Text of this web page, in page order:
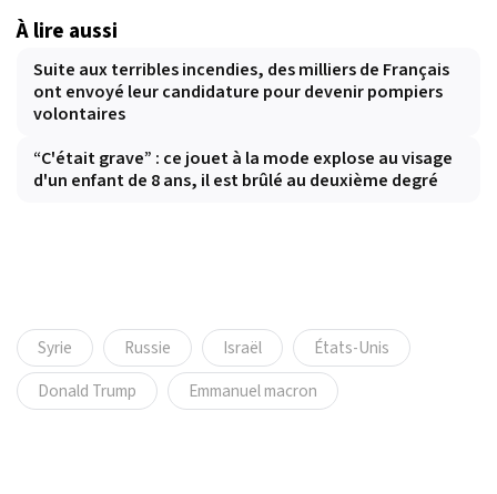
À lire aussi
Suite aux terribles incendies, des milliers de Français
ont envoyé leur candidature pour devenir pompiers
volontaires
“C'était grave” : ce jouet à la mode explose au visage
d'un enfant de 8 ans, il est brûlé au deuxième degré
Syrie Russie Israël
États-Unis
Donald Trump
Emmanuel macron